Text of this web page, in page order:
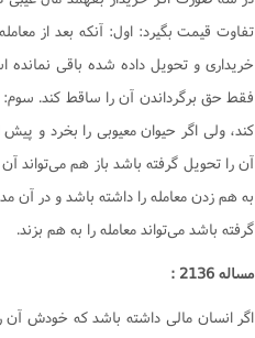
تفاوت قيمت بگيرد: اول: آنکه بعد از
خريدارى و تحويل داده شده باقى نمانده
فقط حق برگرداندن آن را ساقط کند. سوم:
کند، ولى اگر حيوان معيوبى را بخرد و
آن را تحويل گرفته باشد باز هم مى‌تواند
به هم زدن معامله را داشته باشد و در آن
گرفته باشد مى‌تواند معامله را به هم بزند.
مساله 2136 :
اگر انسان مالى داشته باشد که خودش آن